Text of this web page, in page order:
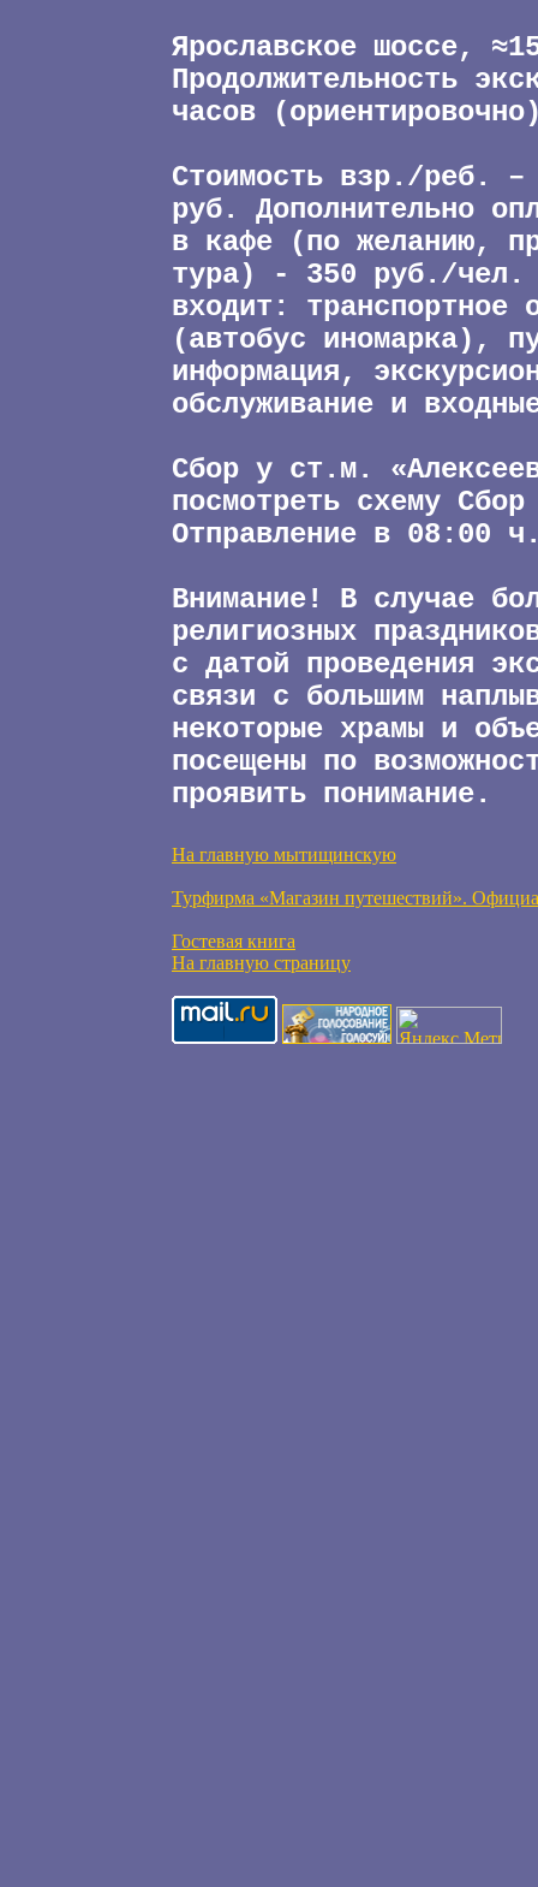
Ярославское шоссе,
Продолжительность
часов
Стоимость взр./реб.
руб. Дополнительно
в кафе (по желанию,
тура) - 350 руб./чел.
входит: транспортное
(автобус иномарка),
информация,
обслуживание и
Сбор у ст.м.
посмотреть схему
Отправление в 08:00
Внимание! В случае
религиозных
с датой проведения
связи с большим
некоторые храмы и
посещены по
проявить понимание.
На главную мытищинскую
Турфирма «Магазин путешествий».
Гостевая книга
На главную страницу